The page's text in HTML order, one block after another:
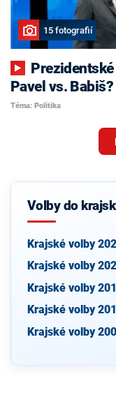
15 fotografií
Pavel vs.
Téma: Politika
Volby do
Krajské volby
Krajské volby
Krajské volby
Krajské volby
Krajské volby